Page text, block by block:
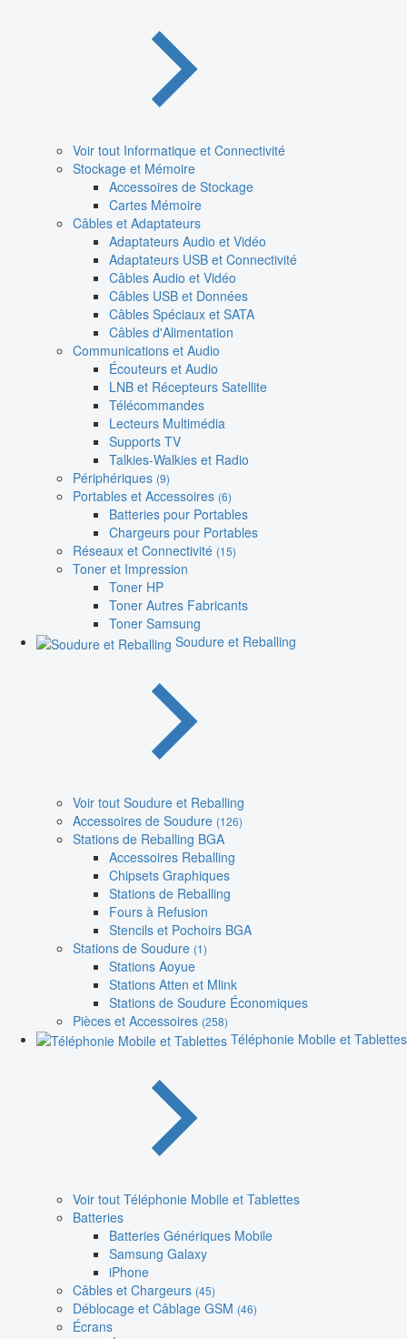
Voir tout Informatique et Connectivité
Stockage et Mémoire
Accessoires de Stockage
Cartes Mémoire
Câbles et Adaptateurs
Adaptateurs Audio et Vidéo
Adaptateurs USB et Connectivité
Câbles Audio et Vidéo
Câbles USB et Données
Câbles Spéciaux et SATA
Câbles d'Alimentation
Communications et Audio
Écouteurs et Audio
LNB et Récepteurs Satellite
Télécommandes
Lecteurs Multimédia
Supports TV
Talkies-Walkies et Radio
Périphériques (9)
Portables et Accessoires (6)
Batteries pour Portables
Chargeurs pour Portables
Réseaux et Connectivité (15)
Toner et Impression
Toner HP
Toner Autres Fabricants
Toner Samsung
Soudure et Reballing
Voir tout Soudure et Reballing
Accessoires de Soudure (126)
Stations de Reballing BGA
Accessoires Reballing
Chipsets Graphiques
Stations de Reballing
Fours à Refusion
Stencils et Pochoirs BGA
Stations de Soudure (1)
Stations Aoyue
Stations Atten et Mlink
Stations de Soudure Économiques
Pièces et Accessoires (258)
Téléphonie Mobile et Tablettes
Voir tout Téléphonie Mobile et Tablettes
Batteries
Batteries Génériques Mobile
Samsung Galaxy
iPhone
Câbles et Chargeurs (45)
Déblocage et Câblage GSM (46)
Écrans